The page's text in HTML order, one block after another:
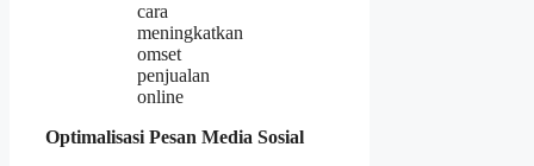
cara
meningkatkan
omset
penjualan
online
Optimalisasi Pesan Media Sosial